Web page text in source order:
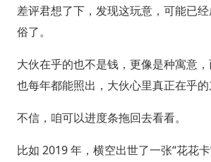
差评君想了下，发现这玩意，可能已
俗了。
大伙在乎的也不是钱，更像是种寓意，
也每年都能照出，大伙心里真正在乎的
不信，咱可以进度条拖回去看看。
比如 2019 年，横空出世了一张“花花